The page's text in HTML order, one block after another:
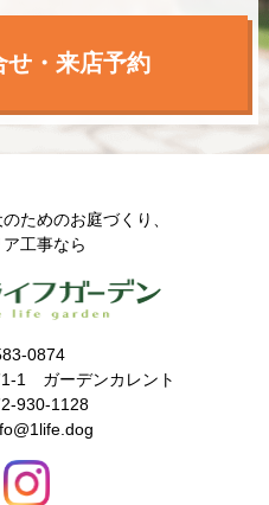
せ・来店予約
ためのお庭づくり、
工事なら
583-0874
1 ガーデンカレント
930-1128